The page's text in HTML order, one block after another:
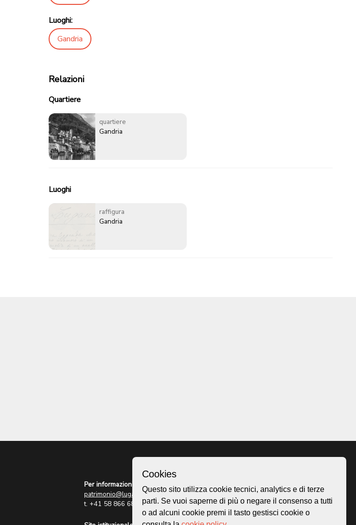
Luoghi:
Gandria
Relazioni
Quartiere
quartiere
Gandria
Luoghi
raffigura
Gandria
Per informazioni:
patrimonio@lugano.ch
t. +41 58 866 68 50
Homepage
Mappa
Storie
Cookies
Questo sito utilizza cookie tecnici, analytics e di terze
parti. Se vuoi saperne di più o negare il consenso a tutti
o ad alcuni cookie premi il tasto gestisci cookie o